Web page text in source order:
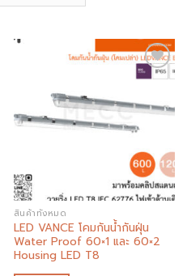
Add to
สินค้าทั้งหมด
LED VANCE โคมกันน้ำกันฝุ่น
Water Proof 60×1 และ 60×2
Housing LED T8